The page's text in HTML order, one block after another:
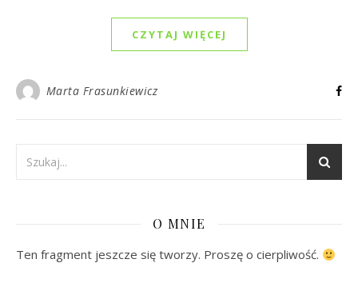
CZYTAJ WIĘCEJ
Marta Frasunkiewicz
O MNIE
Ten fragment jeszcze się tworzy. Proszę o cierpliwość.